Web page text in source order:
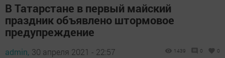
В Татарстане в первый майский
праздник объявлено штормовое
предупреждение
admin, 30 апреля 2021 - 22:57 1439 0 0